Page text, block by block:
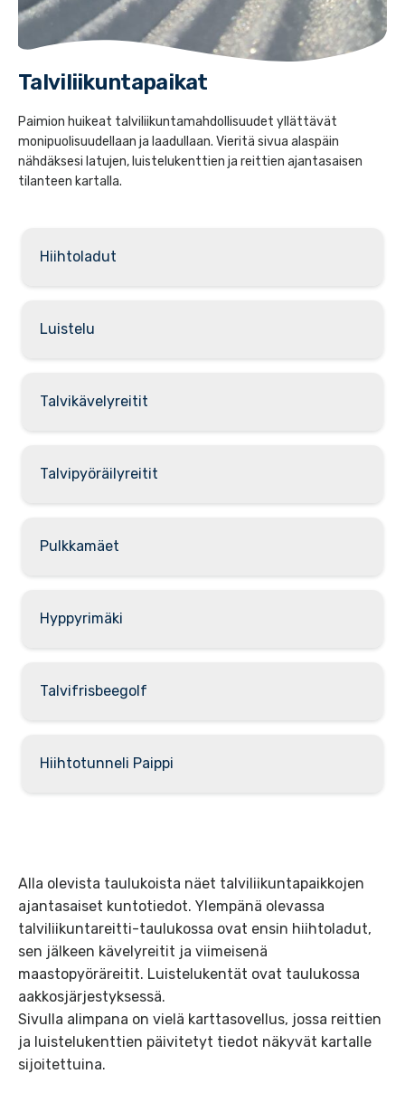
Talviliikuntapaikat
Paimion huikeat talviliikuntamahdollisuudet yllättävät
monipuolisuudellaan ja laadullaan. Vieritä sivua alaspäin
nähdäksesi latujen, luistelukenttien ja reittien ajantasaisen
tilanteen kartalla.
Hiihtoladut
Luistelu
Talvikävelyreitit
Talvipyöräilyreitit
Pulkkamäet
Hyppyrimäki
Talvifrisbeegolf
Hiihtotunneli Paippi
Alla olevista taulukoista näet talviliikuntapaikkojen
ajantasaiset kuntotiedot. Ylempänä olevassa
talviliikuntareitti-taulukossa ovat ensin hiihtoladut,
sen jälkeen kävelyreitit ja viimeisenä
maastopyöräreitit. Luistelukentät ovat taulukossa
aakkosjärjestyksessä.
Sivulla alimpana on vielä karttasovellus, jossa reittien
ja luistelukenttien päivitetyt tiedot näkyvät kartalle
sijoitettuina.